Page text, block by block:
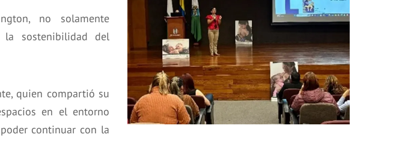
no solamente
la sostenibilidad del
quien compartió su
en el entorno
continuar con la